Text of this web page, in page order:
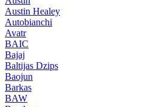
Austin Healey
Autobianchi
Avatr
BAIC
Bajaj
Baltijas Dzips
Baojun
Barkas
BAW